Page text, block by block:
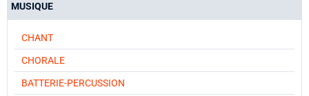
MUSIQUE
CHANT
CHORALE
BATTERIE-PERCUSSION